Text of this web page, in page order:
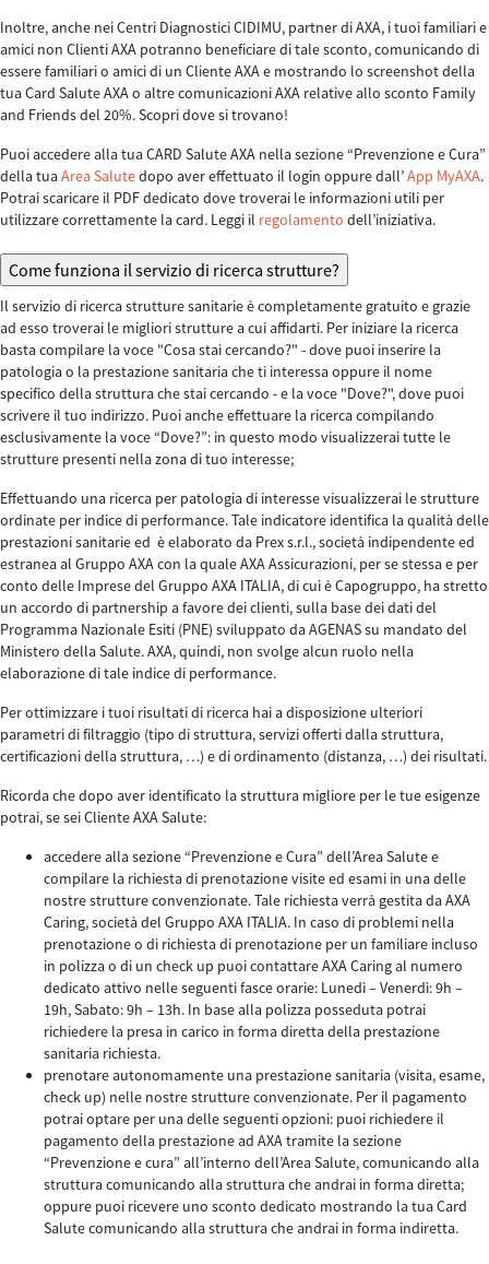
Inoltre, anche nei Centri Diagnostici CIDIMU, partner di AXA, i tuoi familiari e
amici non Clienti AXA potranno beneficiare di tale sconto, comunicando di
essere familiari o amici di un Cliente AXA e mostrando lo screenshot della
tua Card Salute AXA o altre comunicazioni AXA relative allo sconto Family
and Friends del 20%. Scopri dove si trovano!
Puoi accedere alla tua CARD Salute AXA nella sezione “Prevenzione e Cura”
della tuaArea Salutedopo aver effettuato il login oppure dall’App MyAXA.
Potrai scaricare il PDF dedicato dove troverai le informazioni utili per
utilizzare correttamente la card. Leggi il regolamento dell’iniziativa.
Come funziona il servizio di ricerca strutture?
Il servizio di ricerca strutture sanitarie è completamente gratuito e grazie
ad esso troverai le migliori strutture a cui affidarti. Per iniziare la ricerca
basta compilare la voce "Cosa stai cercando?" - dove puoi inserire la
patologia o la prestazione sanitaria che ti interessa oppure il nome
specifico della struttura che stai cercando - e la voce "Dove?", dove puoi
scrivere il tuo indirizzo. Puoi anche effettuare la ricerca compilando
esclusivamente la voce “Dove?”: in questo modo visualizzerai tutte le
strutture presenti nella zona di tuo interesse;
Effettuando una ricerca per patologia di interesse visualizzerai le strutture
ordinate per indice di performance. Tale indicatore identifica la qualità delle
prestazioni sanitarie ed è elaborato da Prex s.r.l., società indipendente ed
estranea al Gruppo AXA con la quale AXA Assicurazioni, per se stessa e per
conto delle Imprese del Gruppo AXA ITALIA, di cui è Capogruppo, ha stretto
un accordo di partnership a favore dei clienti, sulla base dei dati del
Programma Nazionale Esiti (PNE) sviluppato da AGENAS su mandato del
Ministero della Salute. AXA, quindi, non svolge alcun ruolo nella
elaborazione di tale indice di performance.
Per ottimizzare i tuoi risultati di ricerca hai a disposizione ulteriori
parametri di filtraggio (tipo di struttura, servizi offerti dalla struttura,
certificazioni della struttura, …) e di ordinamento (distanza, …) dei risultati.
Ricorda che dopo aver identificato la struttura migliore per le tue esigenze
potrai, se sei Cliente AXA Salute:
accedere alla sezione “Prevenzione e Cura” dell’Area Salute e
compilare la richiesta di prenotazione visite ed esami in una delle
nostre strutture convenzionate. Tale richiesta verrà gestita da AXA
Caring, società del Gruppo AXA ITALIA. In caso di problemi nella
prenotazione o di richiesta di prenotazione per un familiare incluso
in polizza o di un check up puoi contattare AXA Caring al numero
dedicato attivo nelle seguenti fasce orarie: Lunedì – Venerdì: 9h –
19h, Sabato: 9h – 13h. In base alla polizza posseduta potrai
richiedere la presa in carico in forma diretta della prestazione
sanitaria richiesta.
prenotare autonomamente una prestazione sanitaria (visita, esame,
check up) nelle nostre strutture convenzionate. Per il pagamento
potrai optare per una delle seguenti opzioni: puoi richiedere il
pagamento della prestazione ad AXA tramite la sezione
“Prevenzione e cura” all’interno dell’Area Salute, comunicando alla
struttura comunicando alla struttura che andrai in forma diretta;
oppure puoi ricevere uno sconto dedicato mostrando la tua Card
Salute comunicando alla struttura che andrai in forma indiretta.